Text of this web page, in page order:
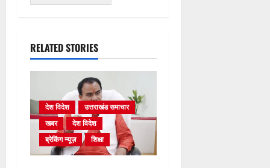
RELATED STORIES
देश विदेश
उत्तराखंड समाचार
खबर
देश विदेश
ब्रेकिंग न्यूज़
शिक्षा